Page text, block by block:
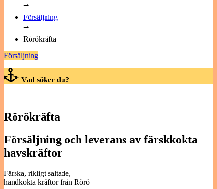
⭢
Försäljning
⭢
Rörökräfta
Försäljning
Vad söker du?
Rörökräfta
Försäljning och leverans av färskkokta
havskräftor
Färska, rikligt saltade,
handkokta kräftor från Rörö